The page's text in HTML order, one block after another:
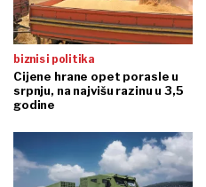
biznis i politika
Cijene hrane opet porasle u
srpnju, na najvišu razinu u 3,5
godine